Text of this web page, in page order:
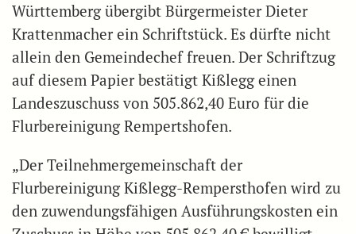
Württemberg übergibt Bürgermeister Dieter
Krattenmacher ein Schriftstück. Es dürfte nicht
allein den Gemeindechef freuen. Der Schriftzug
auf diesem Papier bestätigt Kißlegg einen
Landeszuschuss von 505.862,40 Euro für die
Flurbereinigung Rempertshofen.
„Der Teilnehmergemeinschaft der
Flurbereinigung Kißlegg-Rempersthofen wird zu
den zuwendungsfähigen Ausführungskosten ein